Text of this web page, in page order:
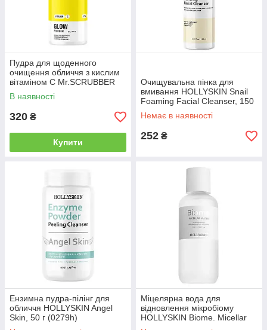
Пудра для щоденного
очищення обличчя з кислим
вітаміном С Mr.SCRUBBER
Glow Vitamin C, 50 г (1532)
В наявності
320 ₴
Купити
Очищувальна пінка для
вмивання HOLLYSKIN Snail
Foaming Facial Cleanser, 150
мл (0019h)
Немає в наявності
252 ₴
Ензимна пудра-пілінг для
обличчя HOLLYSKIN Angel
Skin, 50 г (0279h)
Міцелярна вода для
відновлення мікробіому
HOLLYSKIN Biome. Micellar
Water, 60 мл (0416h)